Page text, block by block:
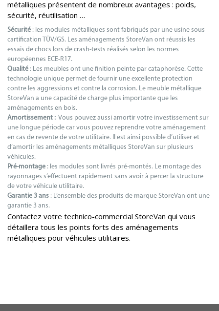
métalliques présentent de nombreux avantages : poids,
sécurité, réutilisation …
Sécurité : les modules métalliques sont fabriqués par une usine sous
cartification TÜV/GS. Les aménagements StoreVan ont réussis les
essais de chocs lors de crash-tests réalisés selon les normes
européennes ECE-R17.
Qualité : Les meubles ont une finition peinte par cataphorèse. Cette
technologie unique permet de fournir une excellente protection
contre les aggressions et contre la corrosion. Le meuble métallique
StoreVan a une capacité de charge plus importante que les
aménagements en bois.
Amortissement : Vous pouvez aussi amortir votre investissement sur
une longue période car vous pouvez reprendre votre aménagement
en cas de revente de votre utilitaire. Il est ainsi possible d’utiliser et
d’amortir les aménagements métalliques StoreVan sur plusieurs
véhicules.
Pré-montage : les modules sont livrés pré-montés. Le montage des
rayonnages s’effectuent rapidement sans avoir à percer la structure
de votre véhicule utilitaire.
Garantie 3 ans : L’ensemble des produits de marque StoreVan ont une
garantie 3 ans.
Contactez votre technico-commercial StoreVan qui vous
détaillera tous les points forts des aménagements
métalliques pour véhicules utilitaires.